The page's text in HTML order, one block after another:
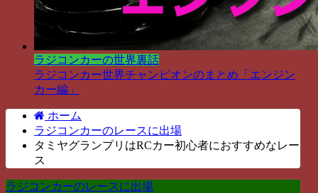
ラジコンカーの世界裏話
ラジコンカー世界チャンピオンのまとめ「エンジン
カー編」
ホーム
ラジコンカーのレースに出場
タミヤグランプリはRCカー初心者におすすめなレー
ス
ラジコンカーのレースに出場